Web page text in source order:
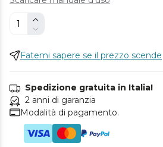
Fatemi sapere se il prezzo scende
Spedizione gratuita in Italia!
2 anni di garanzia
Modalità di pagamento.